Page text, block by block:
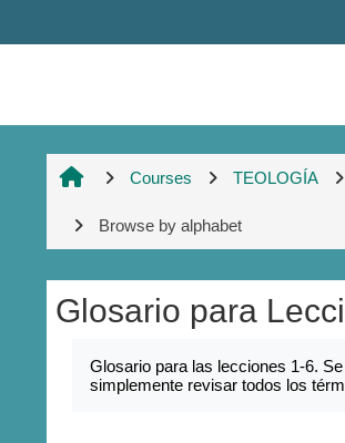
Courses TEOLOGÍA
Browse by alphabet
Glosario para
Glosario para las lecciones 1-6.
simplemente revisar todos los